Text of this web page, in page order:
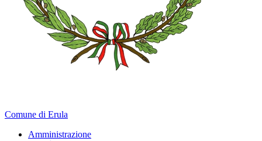
Comune di Erula
Amministrazione